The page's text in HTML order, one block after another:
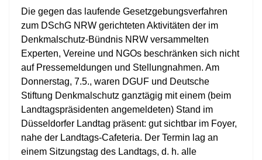
Die gegen das laufende Gesetzgebungsverfahren
zum DSchG NRW gerichteten Aktivitäten der im
Denkmalschutz-Bündnis NRW versammelten
Experten, Vereine und NGOs beschränken sich nicht
auf Pressemeldungen und Stellungnahmen. Am
Donnerstag, 7.5., waren DGUF und Deutsche
Stiftung Denkmalschutz ganztägig mit einem (beim
Landtagspräsidenten angemeldeten) Stand im
Düsseldorfer Landtag präsent: gut sichtbar im Foyer,
nahe der Landtags-Cafeteria. Der Termin lag an
einem Sitzungstag des Landtags, d. h. alle